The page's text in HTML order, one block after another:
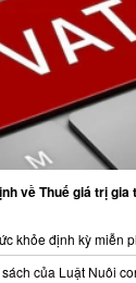
về Thuế giá trị gia
khỏe định kỳ miễn
của Luật Nuôi